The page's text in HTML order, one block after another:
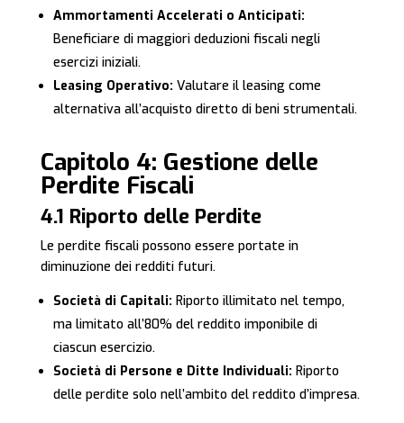
Ammortamenti Accelerati o Anticipati:
Beneficiare di maggiori deduzioni fiscali negli
esercizi iniziali.
Leasing Operativo: Valutare il leasing come
alternativa all’acquisto diretto di beni strumentali.
Capitolo 4: Gestione delle
Perdite Fiscali
4.1 Riporto delle Perdite
Le perdite fiscali possono essere portate in
diminuzione dei redditi futuri.
Società di Capitali: Riporto illimitato nel tempo,
ma limitato all’80% del reddito imponibile di
ciascun esercizio.
Società di Persone e Ditte Individuali: Riporto
delle perdite solo nell’ambito del reddito d’impresa.